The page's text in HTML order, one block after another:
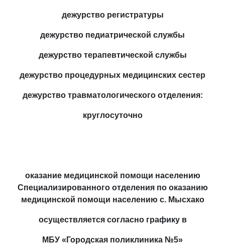
дежурство регистратуры
дежурство педиатрической службы
дежурство терапевтической службы
дежурство процедурных медицинских сестер
дежурство травматологического отделения:
круглосуточно
оказание медицинской помощи населению
Специализированного отделения по оказанию
медицинской помощи населению с. Мысхако
осуществляется согласно графику в
МБУ «Городская поликлиника №5»